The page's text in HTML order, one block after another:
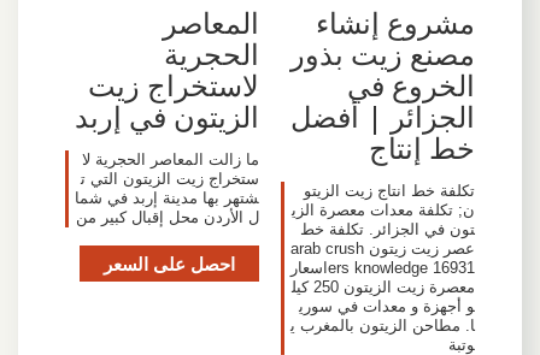
مشروع إنشاء
مصنع زيت بذور
الخروع في
الجزائر | أفضل
خط إنتاج
تكلفة خط انتاج زيت الزيتو
ن; تكلفة معدات معصرة الزي
تون في الجزائر. تكلفة خط
عصر زيت زيتون arab crush
ers knowledge 16931اسعار
معصرة زيت الزيتون 250 كيل
و أجهزة و معدات في سوري
ا. مطاحن الزيتون بالمغرب ي
وتبة
المعاصر
الحجرية
لاستخراج زيت
الزيتون في إربد
ما زالت المعاصر الحجرية لا
ستخراج زيت الزيتون التي ت
شتهر بها مدينة إربد في شما
ل الأردن محل إقبال كبير من
احصل على السعر